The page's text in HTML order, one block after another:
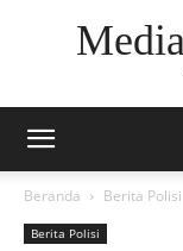
Beranda Berita Polisi
Berita Polisi